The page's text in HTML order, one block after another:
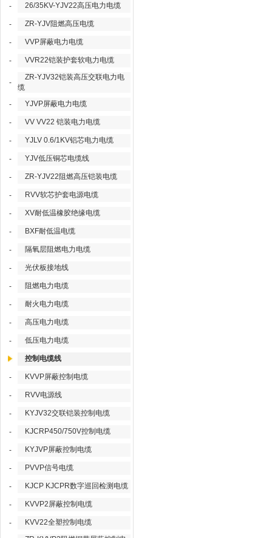
- 26/35KV-YJV22高压电力电缆
- ZR-YJV阻燃高压电缆
- VVP屏蔽电力电缆
- VVR22铠装护套软电力电缆
-
ZR-YJV32铠装高压交联电力电
缆
-
YJVP屏蔽电力电缆
- VV VV22 铠装电力电缆
- YJLV 0.6/1KV铝芯电力电缆
- YJV低压铜芯电缆线
- ZR-YJV22阻燃高压铠装电缆
- RVV软芯护套电源电缆
- XV耐低温橡胶绝缘电缆
- BXF耐低温电缆
- 隔氧层阻燃电力电缆
- 光伏板接地线
- 阻燃电力电缆
- 耐火电力电缆
- 高压电力电缆
- 低压电力电缆
控制电缆线
- KVVP屏蔽控制电缆
- RVV电源线
- KYJV32交联铠装控制电缆
- KJCRP450/750V控制电缆
- KYJVP屏蔽控制电缆
- PVVP信号电缆
- KJCP KJCPR数字巡回检测电缆
- KVVP2屏蔽控制电缆
-
KVV22全塑控制电缆